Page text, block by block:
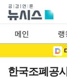
메인 랭
한국조폐공